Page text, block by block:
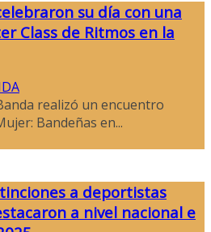
su día con una
Class de Ritmos en la
realizó un encuentro
Bandeñas en...
a deportistas
a nivel nacional e